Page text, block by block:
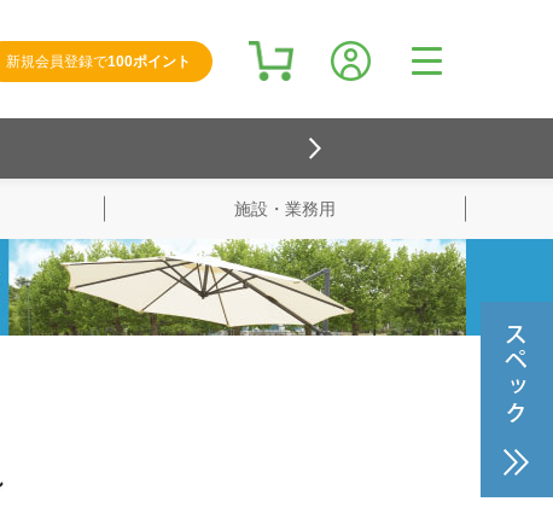
新規会員登録で100ポイント
検索
施設・業務用